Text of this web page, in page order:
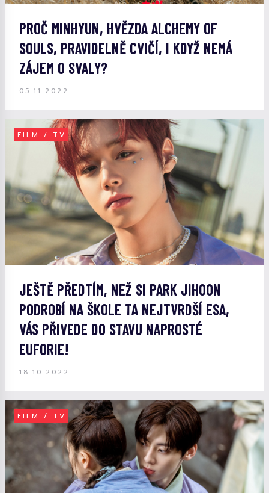
PROČ MINHYUN, HVĚZDA ALCHEMY OF
SOULS, PRAVIDELNĚ CVIČÍ, I KDYŽ NEMÁ
ZÁJEM O SVALY?
05.11.2022
FILM / TV
JEŠTĚ PŘEDTÍM, NEŽ SI PARK JIHOON
PODROBÍ NA ŠKOLE TA NEJTVRDŠÍ ESA,
VÁS PŘIVEDE DO STAVU NAPROSTÉ
EUFORIE!
18.10.2022
FILM / TV